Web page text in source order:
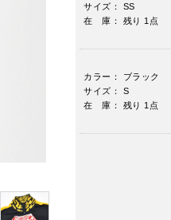
サイズ： SS
在 庫： 残り 1点
カラー： ブラック
サイズ： S
在 庫： 残り 1点